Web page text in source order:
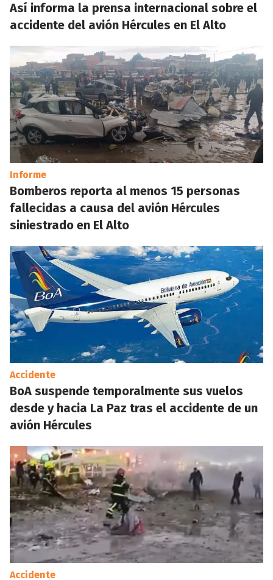
Así informa la prensa internacional sobre el
accidente del avión Hércules en El Alto
Informe
Bomberos reporta al menos 15 personas
fallecidas a causa del avión Hércules
siniestrado en El Alto
Accidente
BoA suspende temporalmente sus vuelos
desde y hacia La Paz tras el accidente de un
avión Hércules
Accidente